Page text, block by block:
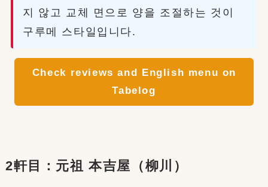
지 않고 교체 면으로 양을 조절하는 것이
구루메 스타일입니다.
Check reviews and English menu on
Tabelog
2軒目：元祖 本吉屋（柳川）